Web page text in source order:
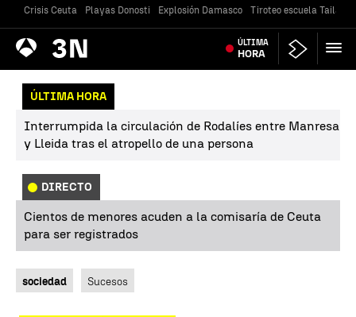
Crisis Ceuta Playas Donosti Explosión Damasco Tiroteo escuela
Antena
3 Noticias ÚLTIMA
HORA
ÚLTIMA HORA
Interrumpida la circulación de Rodalíes entre Manresa
y Lleida tras el atropello de una persona
DIRECTO
Cientos de menores acuden a la comisaría de Ceuta
para ser registrados
sociedad Sucesos